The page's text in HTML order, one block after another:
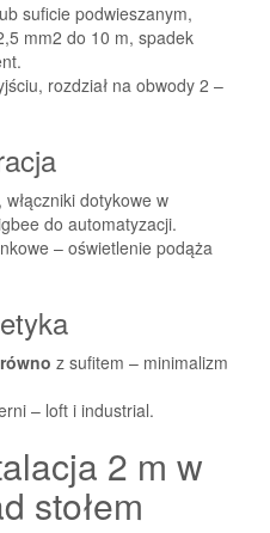
suficie podwieszanym,
mm2 do 10 m, spadek
rozdział na obwody 2 –
dotykowe w
do automatyzacji.
– oświetlenie podąża
z sufitem – minimalizm
– loft i industrial.
2 m w
stołem